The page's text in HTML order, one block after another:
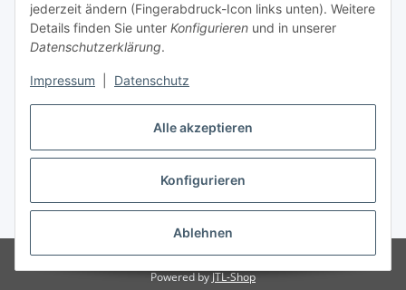
Alle akzeptieren
Konfigurieren
Ablehnen
jederzeit ändern (Fingerabdruck-Icon links unten). Weitere
Details finden Sie unter Konfigurieren und in unserer
Datenschutzerklärung.
Impressum Datenschutz
Bitte senden Sie mir entsprechend Ihrer
Datenschutzerklärung
regelmäßig und jederzeit widerruflich
Informationen zu Ihrem Produktsortiment per E-Mail zu.
Abonnieren
Newsletter Abonnieren
Vertrag widerrufen
* Alle Preise inkl. gesetzlicher USt., zzgl.Versand
© Matthias Herlitzius
Powered byJTL-Shop